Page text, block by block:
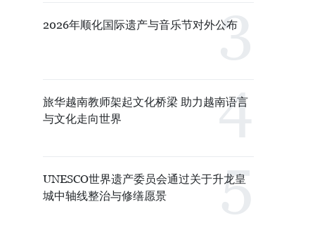
2026年顺化国际遗产与音乐节对外公布
旅华越南教师架起文化桥梁 助力越南语言
与文化走向世界
UNESCO世界遗产委员会通过关于升龙皇
城中轴线整治与修缮愿景